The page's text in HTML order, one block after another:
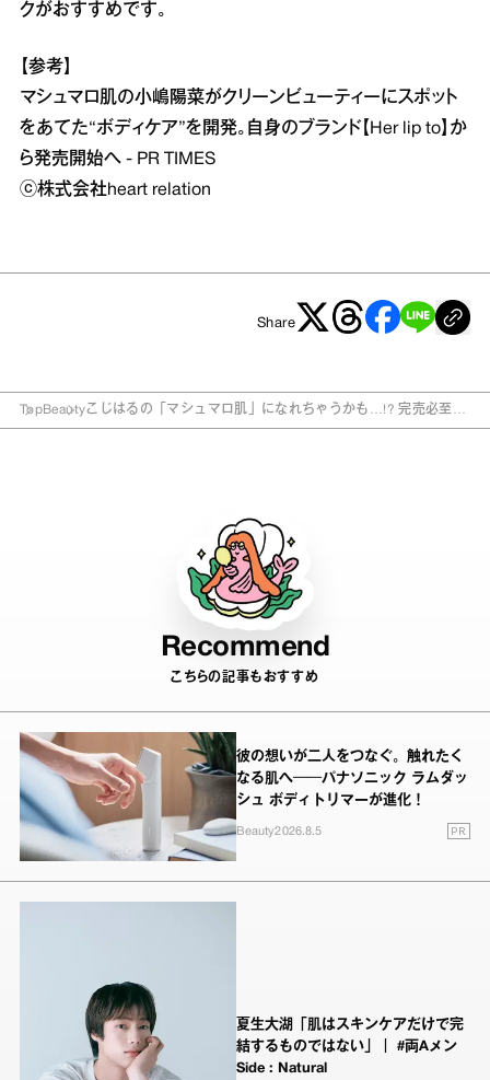
クがおすすめです。
【参考】
マシュマロ肌の小嶋陽菜がクリーンビューティーにスポット
をあてた“ボディケア”を開発。自身のブランド【Her lip to】か
ら発売開始へ - PR TIMES
ⓒ株式会社heart relation
Share
TopBeautyこじはるの「マシュマロ肌」になれちゃうかも…!? 完売必至
Recommend
こちらの記事もおすすめ
彼の想いが二人をつなぐ。触れたく
なる肌へ──パナソニック ラムダッ
シュ ボディトリマーが進化！
Beauty2026.8.5 PR
夏生大湖「肌はスキンケアだけで完
結するものではない」｜ #両Aメン
Side : Natural